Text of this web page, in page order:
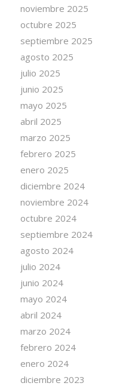
noviembre 2025
octubre 2025
septiembre 2025
agosto 2025
julio 2025
junio 2025
mayo 2025
abril 2025
marzo 2025
febrero 2025
enero 2025
diciembre 2024
noviembre 2024
octubre 2024
septiembre 2024
agosto 2024
julio 2024
junio 2024
mayo 2024
abril 2024
marzo 2024
febrero 2024
enero 2024
diciembre 2023